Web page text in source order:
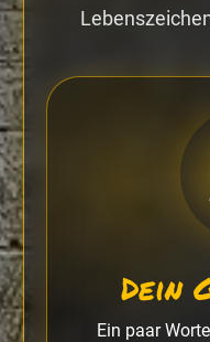
Dein
Ein paar